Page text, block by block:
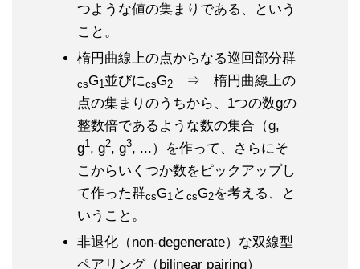
つような値の集まりである、という
こと。
楕円曲線上の点からなる巡回部分群
csG1 並びにcsG2
⇒ 楕円曲線上の
点の集まりのうちから、1つの数gの
整数倍であるような数の集合（g,
g1, g2, g3, ...）を作って、さらにそ
こからいくつか数をピックアップし
て作った群csG1 と csG2を考える、と
いうこと。
非退化（non-degenerate）な双線型
ペアリング（bilinear pairing）